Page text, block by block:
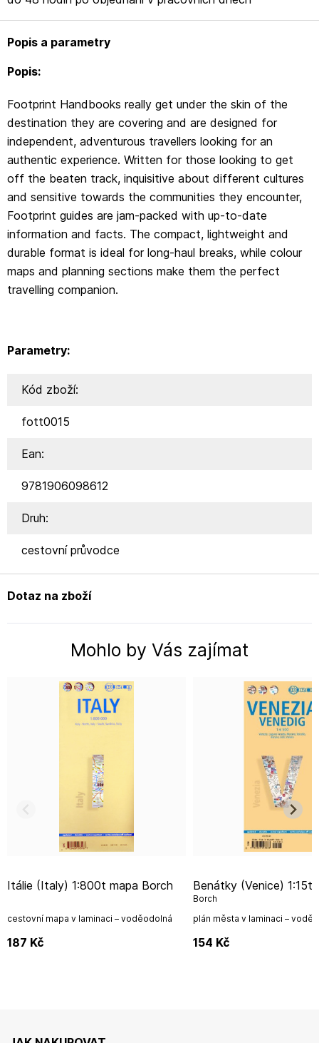
Popis a parametry
Popis:
Footprint Handbooks really get under the skin of the
destination they are covering and are designed for
independent, adventurous travellers looking for an
authentic experience. Written for those looking to get
off the beaten track, inquisitive about different cultures
and sensitive towards the communities they encounter,
Footprint guides are jam-packed with up-to-date
information and facts. The compact, lightweight and
durable format is ideal for long-haul breaks, while colour
maps and planning sections make them the perfect
travelling companion.
Parametry:
Kód zboží:
fott0015
Ean:
9781906098612
Druh:
cestovní průvodce
Dotaz na zboží
Mohlo by Vás zajímat
Itálie (Italy) 1:800t mapa Borch
cestovní mapa v laminaci – voděodolná
187 Kč
Benátky (Venice) 1:15t mapa
Borch
plán města v laminaci –
154 Kč